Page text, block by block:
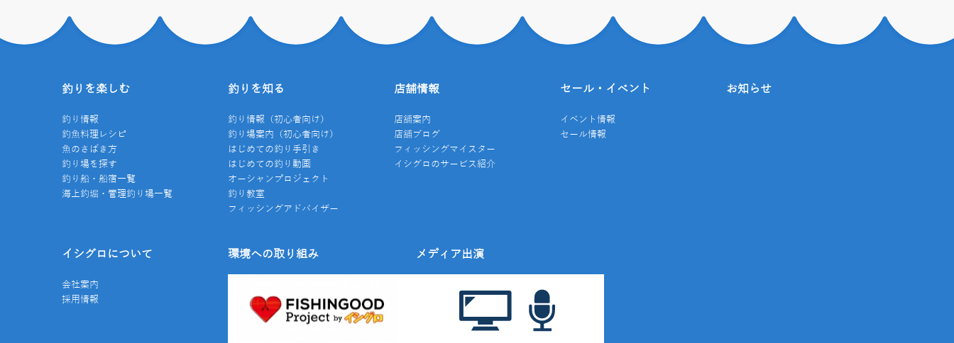
釣りを楽しむ
釣り情報
釣魚料理レシピ
魚のさばき方
釣り場を探す
釣り船・船宿一覧
海上釣堀・管理釣り場一覧
釣りを知る
釣り情報（初心者向け）
釣り場案内（初心者向け）
はじめての釣り手引き
はじめての釣り動画
オーシャンプロジェクト
釣り教室
フィッシングアドバイザー
店舗情報
店舗案内
店舗ブログ
フィッシングマイスター
イシグロのサービス紹介
セール・イベント
イベント情報
セール情報
お知らせ
イシグロについて
会社案内
採用情報
環境への取り組み メディア出演